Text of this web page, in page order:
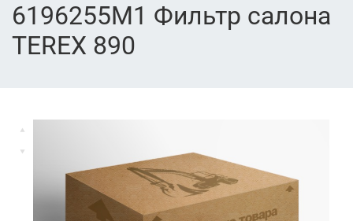
6196255M1 Фильтр салона
TEREX 890